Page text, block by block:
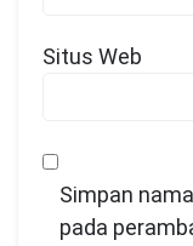
Situs Web
Simpan
pada